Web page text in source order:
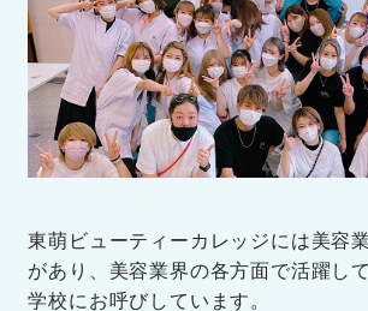
東萌ビューティーカレッジには美容
があり、美容業界の各方面で活躍し
学校にお呼びしています。